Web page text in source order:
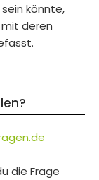
könnte,
deren
die Frage